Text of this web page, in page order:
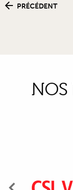
PRÉCÉDENT
NOS